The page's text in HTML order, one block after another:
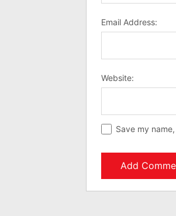
Email Address:
Website:
Save my